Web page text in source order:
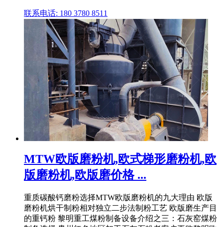
联系电话: 180 3780 8511
MTW欧版磨粉机,欧式梯形磨粉机,欧
版磨粉机,欧版磨价格 ...
重质碳酸钙磨粉选择MTW欧版磨粉机的九大理由 欧版
磨粉机烘干制粉相对独立二步法制粉工艺 欧版磨生产目
的重钙粉 黎明重工煤粉制备设备介绍之三：石灰窑煤粉